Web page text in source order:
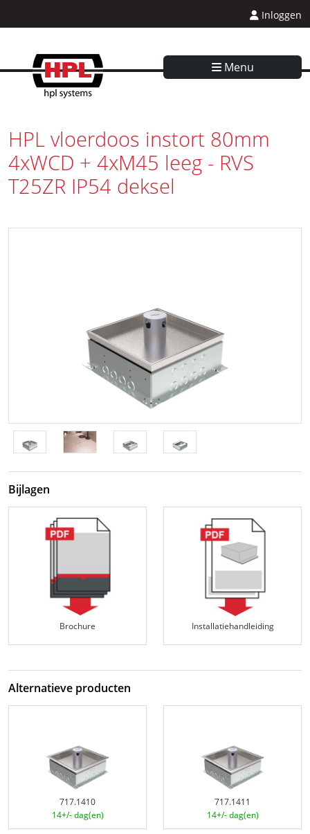
Inloggen
Menu
HPL vloerdoos instort 80mm
4xWCD + 4xM45 leeg - RVS
T25ZR IP54 deksel
Bijlagen
Brochure Installatiehandleiding
Alternatieve producten
717.1410
14+/- dag(en)
717.1411
14+/- dag(en)